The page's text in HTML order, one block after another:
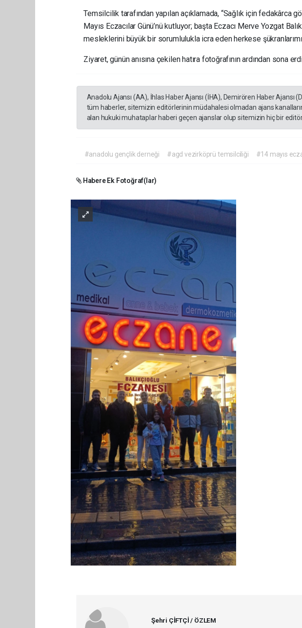
Temsilcilik tarafından yapılan açıklamada, “Sağlık için fedakârca
Mayıs Eczacılar Günü’nü kutluyor; başta Eczacı Merve Yozgat
mesleklerini büyük bir sorumlulukla icra eden herkese
Ziyaret, günün anısına çekilen hatıra fotoğrafının ardından sona
Anadolu Ajansı (AA), İhlas Haber Ajansı (İHA), Demirören Haber Ajansı
tüm haberler, sitemizin editörlerinin müdahalesi olmadan ajans
alan hukuki muhataplar haberi geçen ajanslar olup sitemizin hiç bir
#anadolu gençlik derneği #agd vezirköprü temsilciliği #14 mayıs
Habere Ek Fotoğraf(lar)
Şehri ÇİFTÇİ / ÖZLEM